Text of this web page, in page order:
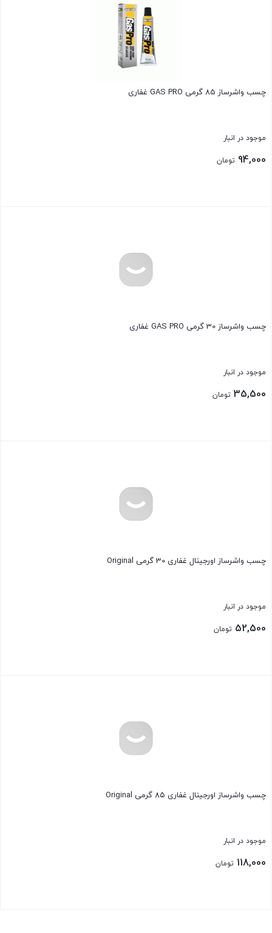
چسب واشرساز 85 گرمی GAS PRO غفاری
موجود در انبار
94,000 تومان
چسب واشرساز 30 گرمی GAS PRO غفاری
موجود در انبار
35,500 تومان
چسب واشرساز اورجینال غفاری 30 گرمی Original
موجود در انبار
52,500 تومان
چسب واشرساز اورجینال غفاری ۸۵ گرمی Original
موجود در انبار
118,000 تومان